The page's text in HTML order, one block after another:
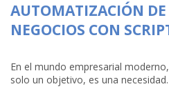
AUTOMATIZACIÓN DE
NEGOCIOS CON
En el mundo empresarial
solo un objetivo, es una necesidad.